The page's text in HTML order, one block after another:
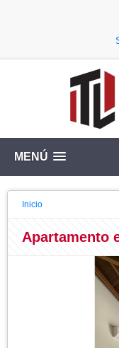
MENÚ
Inicio
Apartamento